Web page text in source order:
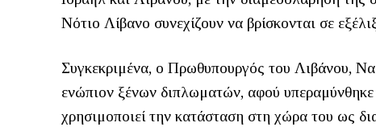
Νότιο Λίβανο συνεχίζουν να βρίσκονται σε
Συγκεκριμένα, ο Πρωθυπουργός του Λιβάνου,
ενώπιον ξένων διπλωματών, αφού υπεραμύνθηκε
χρησιμοποιεί την κατάσταση στη χώρα του ως